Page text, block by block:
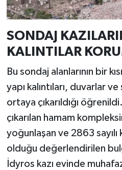
SONDAJ
KALINTILAR
Bu sondaj alanlarının bir
yapı kalıntıları, duvarlar
ortaya çıkarıldığı
çıkarılan hamam
yoğunlaşan ve 2863 sayılı
olduğu değerlendirilen
İdyros kazı evinde